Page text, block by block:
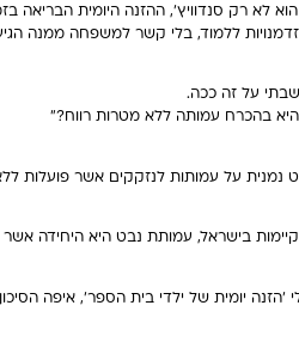
הוא לא רק סנדוויץ', ההזנה היומית
ללמוד, בלי קשר למשפחה ממנה
על זה ככה.
בהכרח עמותה ללא מטרות רווח?"
על עמותות לנזקקים אשר פועלות ללא
בישראל, עמותת נבט היא היחידה
'הזנה יומית של ילדי בית הספר', איפה